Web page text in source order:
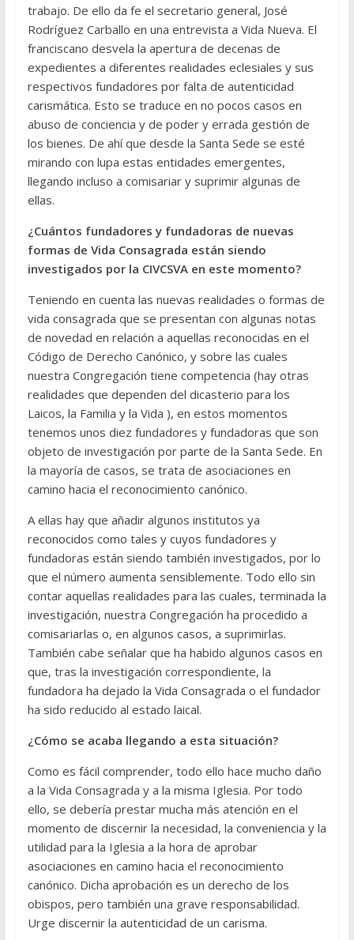
trabajo. De ello da fe el secretario general, José
Rodríguez Carballo en una entrevista a Vida Nueva. El
franciscano desvela la apertura de decenas de
expedientes a diferentes realidades eclesiales y sus
respectivos fundadores por falta de autenticidad
carismática. Esto se traduce en no pocos casos en
abuso de conciencia y de poder y errada gestión de
los bienes. De ahí que desde la Santa Sede se esté
mirando con lupa estas entidades emergentes,
llegando incluso a comisariar y suprimir algunas de
ellas.
¿Cuántos fundadores y fundadoras de nuevas
formas de Vida Consagrada están siendo
investigados por la CIVCSVA en este momento?
Teniendo en cuenta las nuevas realidades o formas de
vida consagrada que se presentan con algunas notas
de novedad en relación a aquellas reconocidas en el
Código de Derecho Canónico, y sobre las cuales
nuestra Congregación tiene competencia (hay otras
realidades que dependen del dicasterio para los
Laicos, la Familia y la Vida ), en estos momentos
tenemos unos diez fundadores y fundadoras que son
objeto de investigación por parte de la Santa Sede. En
la mayoría de casos, se trata de asociaciones en
camino hacia el reconocimiento canónico.
A ellas hay que añadir algunos institutos ya
reconocidos como tales y cuyos fundadores y
fundadoras están siendo también investigados, por lo
que el número aumenta sensiblemente. Todo ello sin
contar aquellas realidades para las cuales, terminada la
investigación, nuestra Congregación ha procedido a
comisariarlas o, en algunos casos, a suprimirlas.
También cabe señalar que ha habido algunos casos en
que, tras la investigación correspondiente, la
fundadora ha dejado la Vida Consagrada o el fundador
ha sido reducido al estado laical.
¿Cómo se acaba llegando a esta situación?
Como es fácil comprender, todo ello hace mucho daño
a la Vida Consagrada y a la misma Iglesia. Por todo
ello, se debería prestar mucha más atención en el
momento de discernir la necesidad, la conveniencia y la
utilidad para la Iglesia a la hora de aprobar
asociaciones en camino hacia el reconocimiento
canónico. Dicha aprobación es un derecho de los
obispos, pero también una grave responsabilidad.
Urge discernir la autenticidad de un carisma.